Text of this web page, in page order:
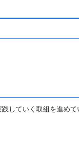
していく取組を進めて